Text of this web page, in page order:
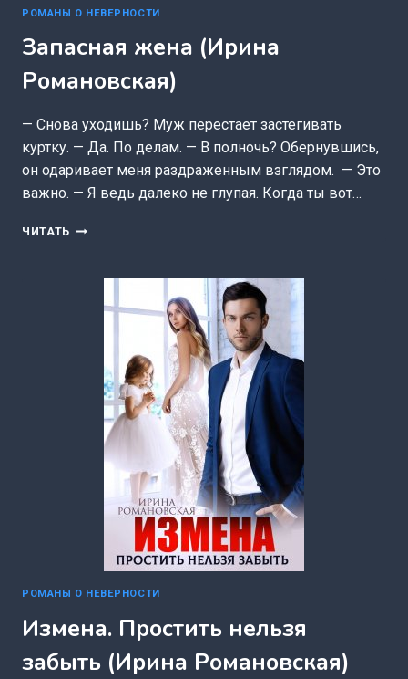
РОМАНЫ О НЕВЕРНОСТИ
Запасная жена (Ирина
Романовская)
— Снова уходишь? Муж перестает застегивать
куртку. — Да. По делам. — В полночь? Обернувшись,
он одаривает меня раздраженным взглядом. — Это
важно. — Я ведь далеко не глупая. Когда ты вот…
ЧИТАТЬ ЗАПАСНАЯ
РОМАНОВСКАЯ)
РОМАНЫ О НЕВЕРНОСТИ
Измена. Простить нельзя
забыть (Ирина Романовская)